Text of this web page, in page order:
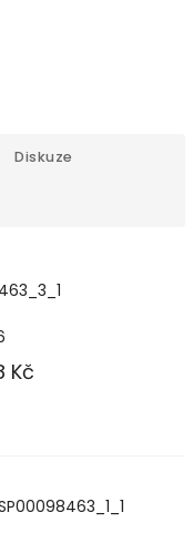
Diskuze
Kč